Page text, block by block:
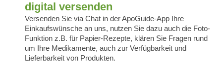
digital versenden
Versenden Sie via Chat in der ApoGuide-App Ihre
Einkaufswünsche an uns, nutzen Sie dazu auch die Foto-
Funktion z.B. für Papier-Rezepte, klären Sie Fragen rund
um Ihre Medikamente, auch zur Verfügbarkeit und
Lieferbarkeit von Produkten.